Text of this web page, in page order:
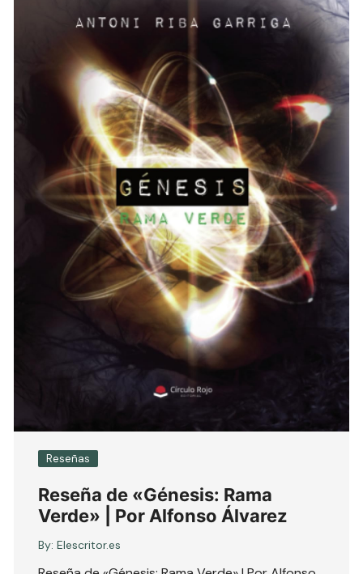
Reseñas
Reseña de «Génesis: Rama
Verde» | Por Alfonso Álvarez
By: Elescritor.es